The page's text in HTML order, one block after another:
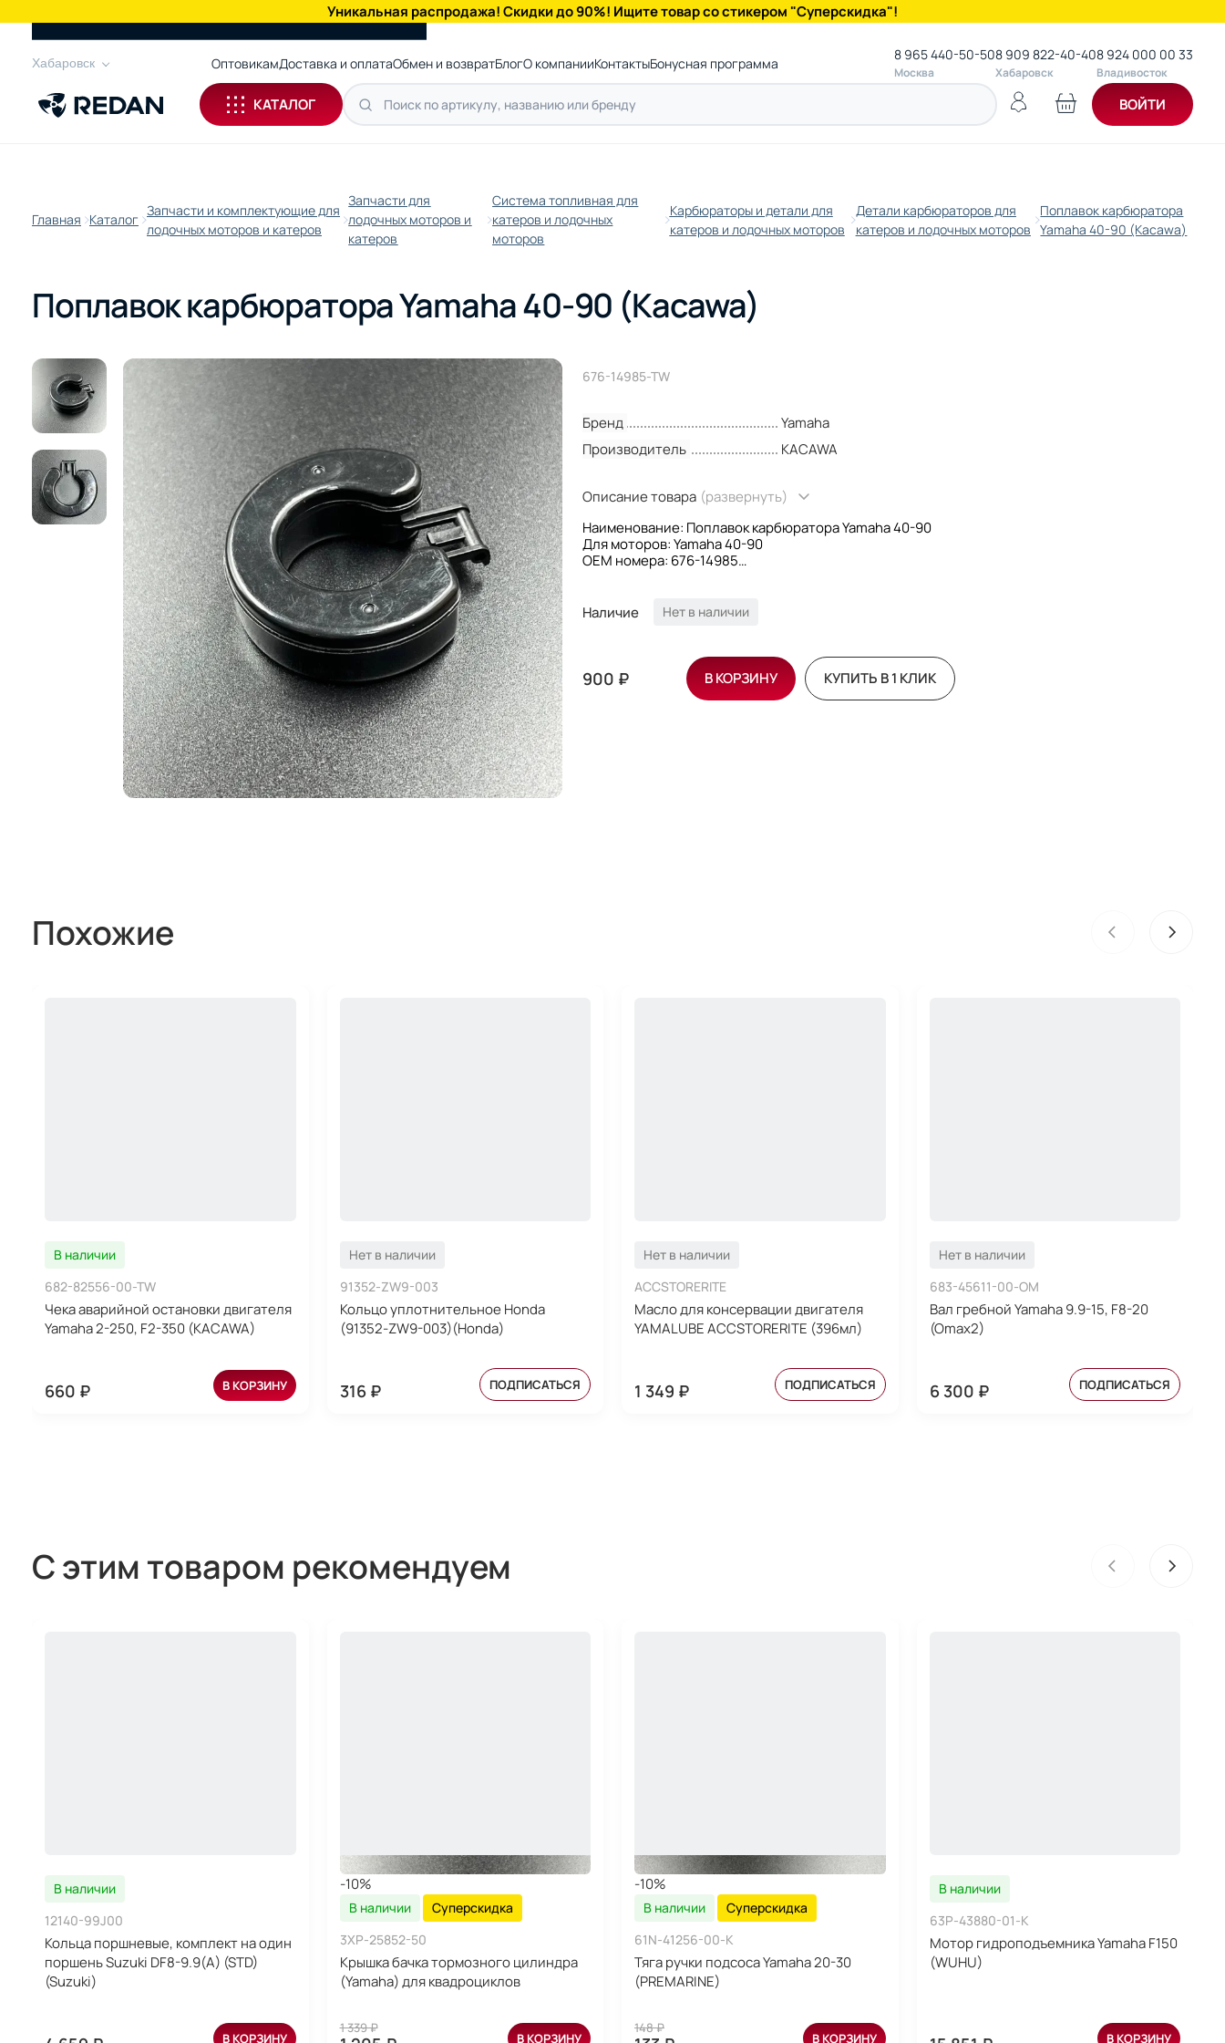
Уникальная распродажа! Скидки до 90%! Ищите товар со стикером "Суперскидка"!
Хабаровск ОптовикамДоставка и оплатаОбмен и возвратБлогО компанииКонтактыБонусная программа 8 965 440-50-50
Москва
8 909 822-40-40
Хабаровск
8 924 000 00 33
Владивосток
КАТАЛОГ ВОЙТИ
Главная Каталог
Запчасти и комплектующие для
лодочных моторов и катеров
Запчасти для
лодочных моторов и
катеров
Система топливная для
катеров и лодочных
моторов
Карбюраторы и детали для
катеров и лодочных моторов
Детали карбюраторов для
катеров и лодочных моторов
Поплавок карбюратора
Yamaha 40-90 (Kacawa)
Поплавок карбюратора Yamaha 40-90 (Kacawa)
676-14985-TW
Бренд
Yamaha
Производитель
KACAWA
Описание товара (развернуть)
Наименование: Поплавок карбюратора Yamaha 40-90
Для моторов: Yamaha 40-90
OEM номера: 676-14985
Наличие
Нет в наличии
900 ₽ В КОРЗИНУ КУПИТЬ В 1 КЛИК
Похожие
В наличии
682-82556-00-TW
Чека аварийной остановки двигателя
Yamaha 2-250, F2-350 (KACAWA)
660 ₽ В КОРЗИНУ
Нет в наличии
91352-ZW9-003
Кольцо уплотнительное Honda
(91352-ZW9-003)(Honda)
316 ₽ ПОДПИСАТЬСЯ
Нет в наличии
ACCSTORERITE
Масло для консервации двигателя
YAMALUBE ACCSTORERITE (396мл)
1 349 ₽ ПОДПИСАТЬСЯ
Нет в наличии
683-45611-00-OM
Вал гребной Yamaha 9.9-15, F8-20
(Omax2)
6 300 ₽ ПОДПИСАТЬСЯ
С этим товаром рекомендуем
В наличии
12140-99J00
Кольца поршневые, комплект на один
поршень Suzuki DF8-9.9(A) (STD)
(Suzuki)
В КОРЗИНУ
-10%
В наличии
Суперскидка
3XP-25852-50
Крышка бачка тормозного цилиндра
(Yamaha) для квадроциклов
1 339 ₽
В КОРЗИНУ
-10%
В наличии
Суперскидка
61N-41256-00-K
Тяга ручки подсоса Yamaha 20-30
(PREMARINE)
148 ₽
В КОРЗИНУ
В наличии
63P-43880-01-K
Мотор гидроподъемника Yamaha F150
(WUHU)
В КОРЗИНУ